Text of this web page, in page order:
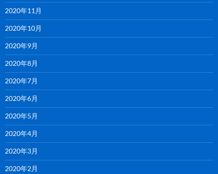
2020年11月
2020年10月
2020年9月
2020年8月
2020年7月
2020年6月
2020年5月
2020年4月
2020年3月
2020年2月